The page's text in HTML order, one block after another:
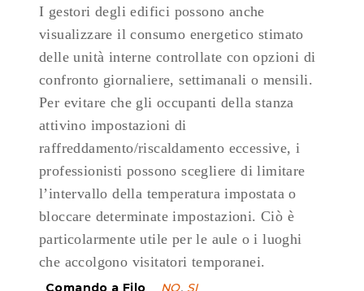
I gestori degli edifici possono anche
visualizzare il consumo energetico stimato
delle unità interne controllate con opzioni di
confronto giornaliere, settimanali o mensili.
Per evitare che gli occupanti della stanza
attivino impostazioni di
raffreddamento/riscaldamento eccessive, i
professionisti possono scegliere di limitare
l’intervallo della temperatura impostata o
bloccare determinate impostazioni. Ciò è
particolarmente utile per le aule o i luoghi
che accolgono visitatori temporanei.
Comando a Filo NO, SI